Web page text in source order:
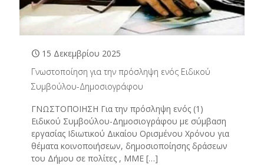
15 Δεκεμβρίου 2025
Γνωστοποίηση για την πρόσληψη ενός Ειδικού
Συμβούλου-Δημοσιογράφου
ΓΝΩΣΤΟΠΟΙΗΣΗ Για την πρόσληψη ενός (1)
Ειδικού Συμβούλου-Δημοσιογράφου με σύμβαση
εργασίας Ιδιωτικού Δικαίου Ορισμένου Χρόνου για
θέματα κοινοποιήσεων, δημοσιοποίησης δράσεων
του Δήμου σε πολίτες , ΜΜΕ […]